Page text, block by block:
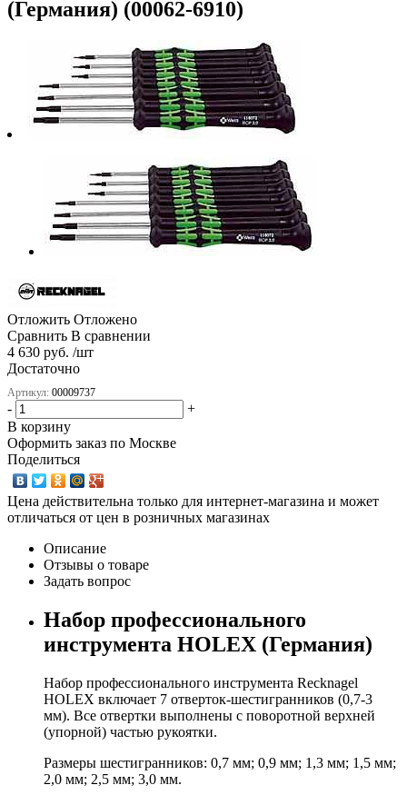
(Германия) (00062-6910)
Отложить Отложено
Сравнить В сравнении
4 630 руб. /шт
Достаточно
Артикул: 00009737
-
+
В корзину
Оформить заказ по Москве
Поделиться
Цена действительна только для интернет-магазина и может
отличаться от цен в розничных магазинах
Описание
Отзывы о товаре
Задать вопрос
Набор профессионального
инструмента HOLEX (Германия)
Набор профессионального инструмента Recknagel
HOLEX включает 7 отверток-шестигранников (0,7-3
мм). Все отвертки выполнены с поворотной верхней
(упорной) частью рукоятки.
Размеры шестигранников: 0,7 мм; 0,9 мм; 1,3 мм; 1,5 мм;
2,0 мм; 2,5 мм; 3,0 мм.